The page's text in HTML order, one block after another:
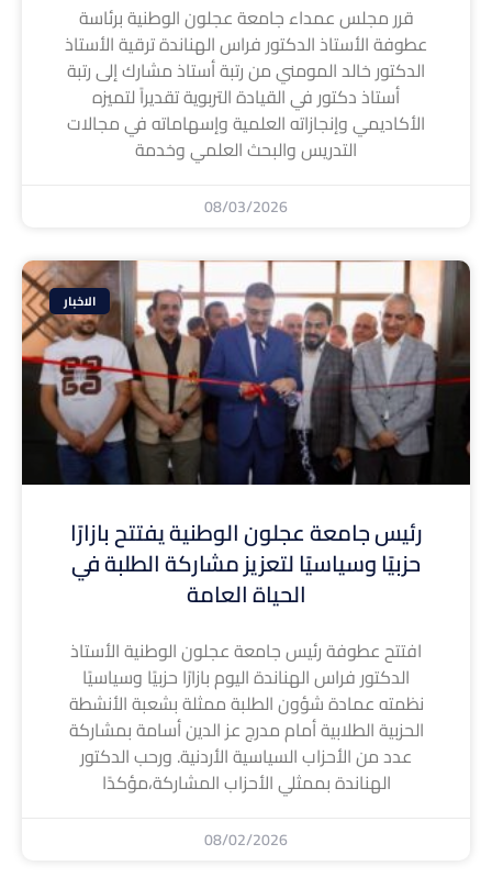
قرر مجلس عمداء جامعة عجلون الوطنية برئاسة
عطوفة الأستاذ الدكتور فراس الهناندة ترقية الأستاذ
الدكتور خالد المومني من رتبة أستاذ مشارك إلى رتبة
أستاذ دكتور في القيادة التربوية تقديراً لتميزه
الأكاديمي وإنجازاته العلمية وإسهاماته في مجالات
التدريس والبحث العلمي وخدمة
08/03/2026
الاخبار
رئيس جامعة عجلون الوطنية يفتتح بازارًا
حزبيًا وسياسيًا لتعزيز مشاركة الطلبة في
الحياة العامة
افتتح عطوفة رئيس جامعة عجلون الوطنية الأستاذ
الدكتور فراس الهناندة اليوم بازارًا حزبيًا وسياسيًا
نظمته عمادة شؤون الطلبة ممثلة بشعبة الأنشطة
الحزبية الطلابية أمام مدرج عز الدين أسامة بمشاركة
عدد من الأحزاب السياسية الأردنية. ورحب الدكتور
الهناندة بممثلي الأحزاب المشاركة،مؤكدًا
08/02/2026